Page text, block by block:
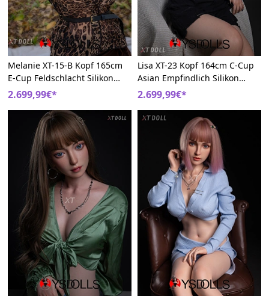
Melanie XT-15-B Kopf 165cm
E-Cup Feldschlacht Silikon
Sexpuppe Für Den Hund Big
2.699,99€*
Lisa XT-23 Kopf 164cm C-Cup
Asian Empfindlich Silikon
Sexbrust Sex Puppe
2.699,99€*